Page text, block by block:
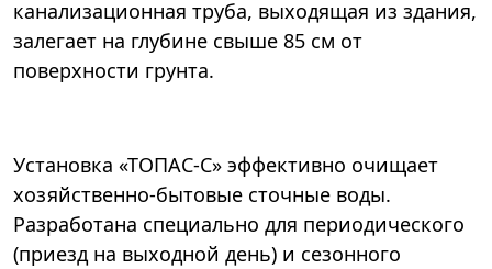
канализационная труба, выходящая из здания,
залегает на глубине свыше 85 см от
поверхности грунта.
Установка «ТОПАС-С» эффективно очищает
хозяйственно-бытовые сточные воды.
Разработана специально для периодического
(приезд на выходной день) и сезонного